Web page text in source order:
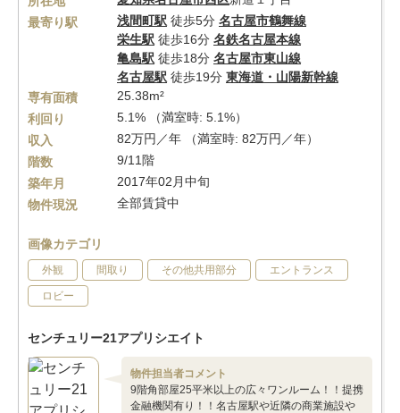
最寄り駅
浅間町駅 徒歩5分 名古屋市鶴舞線
栄生駅 徒歩16分 名鉄名古屋本線
亀島駅 徒歩18分 名古屋市東山線
名古屋駅 徒歩19分 東海道・山陽新幹線
専有面積
25.38m²
利回り
5.1% （満室時: 5.1%）
収入
82万円／年 （満室時: 82万円／年）
階数
9/11階
築年月
2017年02月中旬
物件現況
全部賃貸中
画像カテゴリ
外観 間取り その他共用部分 エントランス
ロビー
センチュリー21アプリシエイト
物件担当者コメント
9階角部屋25平米以上の広々ワンルーム！！提携
金融機関有り！！名古屋駅や近隣の商業施設や